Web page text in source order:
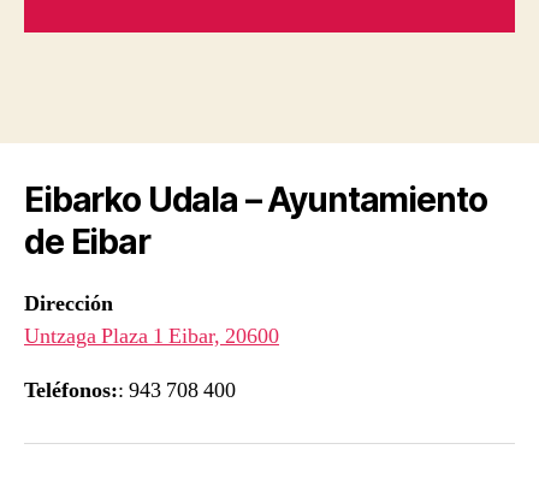
Eibarko Udala – Ayuntamiento
de Eibar
Dirección
Untzaga Plaza 1 Eibar, 20600
Teléfonos:: 943 708 400